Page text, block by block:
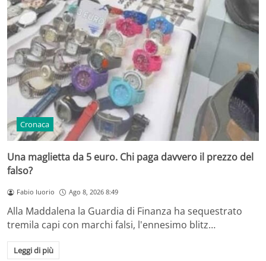
Cronaca
Una maglietta da 5 euro. Chi paga davvero il prezzo del
falso?
Fabio Iuorio Ago 8, 2026 8:49
Alla Maddalena la Guardia di Finanza ha sequestrato
tremila capi con marchi falsi, l'ennesimo blitz…
Leggi di più